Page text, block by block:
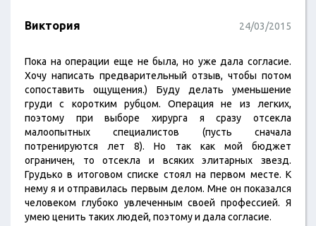
Виктория 24/03/2015
Пока на операции еще не была, но уже дала согласие.
Хочу написать предварительный отзыв, чтобы потом
сопоставить ощущения.) Буду делать уменьшение
груди с коротким рубцом. Операция не из легких,
поэтому при выборе хирурга я сразу отсекла
малоопытных специалистов (пусть сначала
потренируются лет 8). Но так как мой бюджет
ограничен, то отсекла и всяких элитарных звезд.
Грудько в итоговом списке стоял на первом месте. К
нему я и отправилась первым делом. Мне он показался
человеком глубоко увлеченным своей профессией. Я
умею ценить таких людей, поэтому и дала согласие.